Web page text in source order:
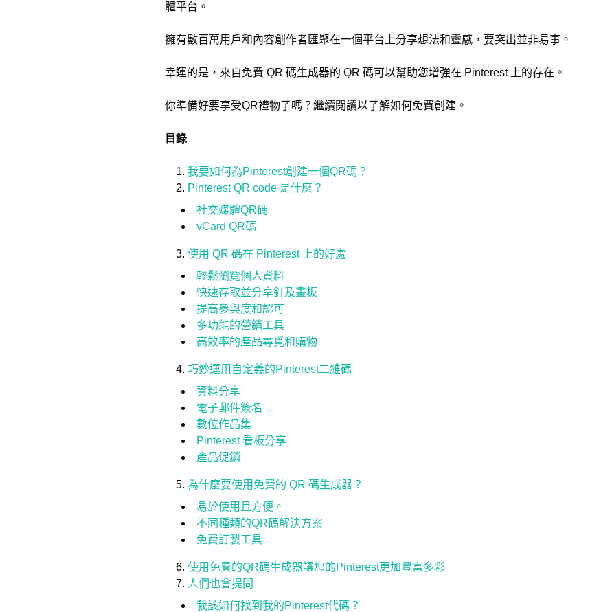
體平台。
擁有數百萬用戶和內容創作者匯聚在一個平台上分享想法和靈感，要突出並非易事。
幸運的是，來自免費 QR 碼生成器的 QR 碼可以幫助您增強在 Pinterest 上的存在。
你準備好要享受QR禮物了嗎？繼續閱讀以了解如何免費創建。
目錄
我要如何為Pinterest創建一個QR碼？
Pinterest QR code 是什麼？
社交媒體QR碼
vCard QR碼
使用 QR 碼在 Pinterest 上的好處
輕鬆瀏覽個人資料
快速存取並分享釘及畫板
提高參與度和認可
多功能的營銷工具
高效率的產品尋覓和購物
巧妙運用自定義的Pinterest二維碼
資料分享
電子郵件簽名
數位作品集
Pinterest 看板分享
產品促銷
為什麼要使用免費的 QR 碼生成器？
易於使用且方便。
不同種類的QR碼解決方案
免費訂製工具
使用免費的QR碼生成器讓您的Pinterest更加豐富多彩
人們也會提問
我該如何找到我的Pinterest代碼？